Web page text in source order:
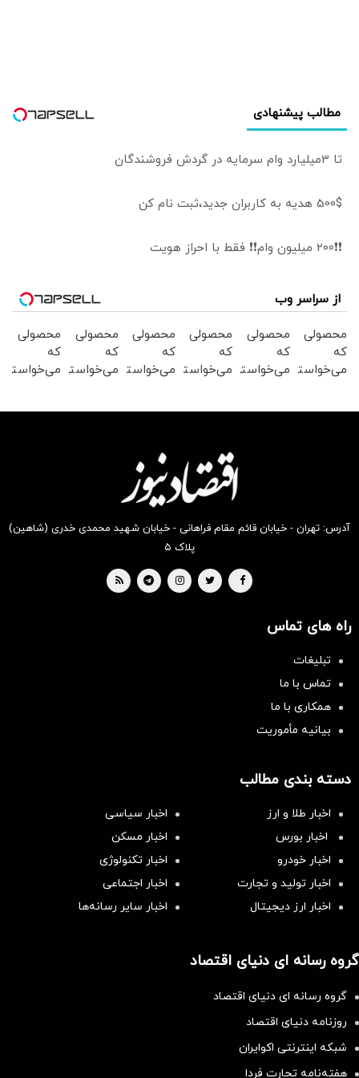
مطالب پیشنهادی
تا 3میلیارد وام سرمایه در گردش فروشندگان
500$ هدیه به کاربران جدید،ثبت نام کن
❗❗200 میلیون وام❗❗ فقط با احراز هویت
از سراسر وب
محصولی
که
می‌خواستی
محصولی
که
می‌خواستی
محصولی
که
می‌خواستی
بخر !
محصولی
که
می‌خواستی
بخر !
محصولی
که
می‌خواستی
محصولی
که
می‌خواستی
آدرس: تهران - خیابان قائم مقام فراهانی - خیابان شهید محمدی خدری (شاهین)
پلاک ۵
راه های تماس
تبلیغات
تماس با ما
همکاری با ما
بیانیه مأموریت
دسته بندی مطالب
اخبار طلا و ارز
اخبار سیاسی
اخبار بورس
اخبار مسکن
اخبار خودرو
اخبار تکنولوژی
اخبار تولید و تجارت
اخبار اجتماعی
اخبار ارز دیجیتال
اخبار سایر رسانه‌‌ها
گروه رسانه ای دنیای اقتصاد
گروه رسانه ای دنیای اقتصاد
روزنامه دنیای اقتصاد
شبکه اینترنتی اکوایران
هفته‌نامه تجارت فردا